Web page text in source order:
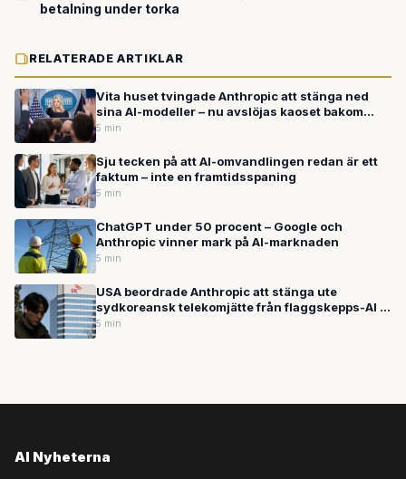
betalning under torka
RELATERADE ARTIKLAR
Vita huset tvingade Anthropic att stänga ned
sina AI-modeller – nu avslöjas kaoset bakom
beslutet
5 min
Sju tecken på att AI-omvandlingen redan är ett
faktum – inte en framtidsspaning
5 min
ChatGPT under 50 procent – Google och
Anthropic vinner mark på AI-marknaden
5 min
USA beordrade Anthropic att stänga ute
sydkoreansk telekomjätte från flaggskepps-AI —
misstankar räcker för att utlösa åtgärder
5 min
AI Nyheterna